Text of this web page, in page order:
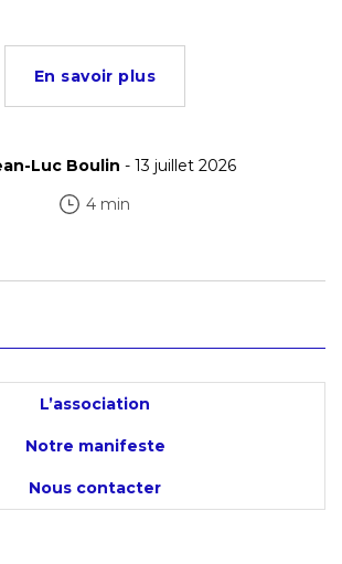
En savoir plus
Luc Boulin - 13 juillet 2026
4 min
L’association
Notre manifeste
Nous contacter